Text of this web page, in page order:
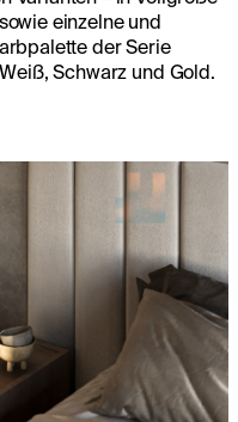
einzelne und
der Serie
Schwarz und Gold.